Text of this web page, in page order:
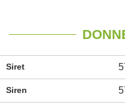
Siret
Siren